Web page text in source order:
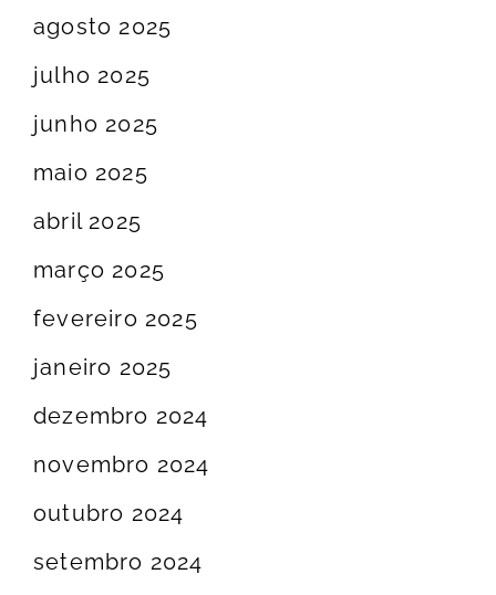
agosto 2025
julho 2025
junho 2025
maio 2025
abril 2025
março 2025
fevereiro 2025
janeiro 2025
dezembro 2024
novembro 2024
outubro 2024
setembro 2024